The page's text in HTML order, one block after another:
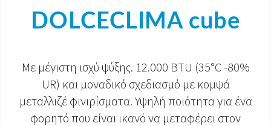
ΟΛΟΚΛΗΡΩΜΈΝΑ ΣΥΣΤΉΜΑΤΑ
ΚΌΣΜΟΣ OS
ΈΓΓΡΑΦΑ ΠΡΟΪΌΝΤΩΝ
DOLCECLIMA cube
Με μέγιστη ισχύ ψύξης. 12.000 BTU (35°C -80%
UR) και μοναδικό σχεδιασμό με κομψά
μεταλλιζέ φινιρίσματα. Υψηλή ποιότητα για ένα
φορητό που είναι ικανό να μεταφέρει στον